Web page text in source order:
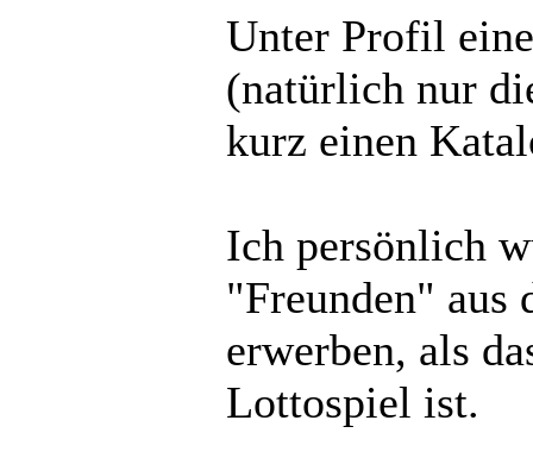
Unter Profil
(natürlich nur
kurz einen
Ich persönlich
"Freunden" aus
erwerben, als
Lottospiel ist.